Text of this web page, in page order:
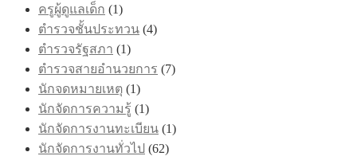
ครูผู้ดูแลเด็ก (1)
ตำรวจชั้นประทวน (4)
ตำรวจรัฐสภา (1)
ตำรวจสายอำนวยการ (7)
นักจดหมายเหตุ (1)
นักจัดการความรู้ (1)
นักจัดการงานทะเบียน (1)
นักจัดการงานทั่วไป (62)